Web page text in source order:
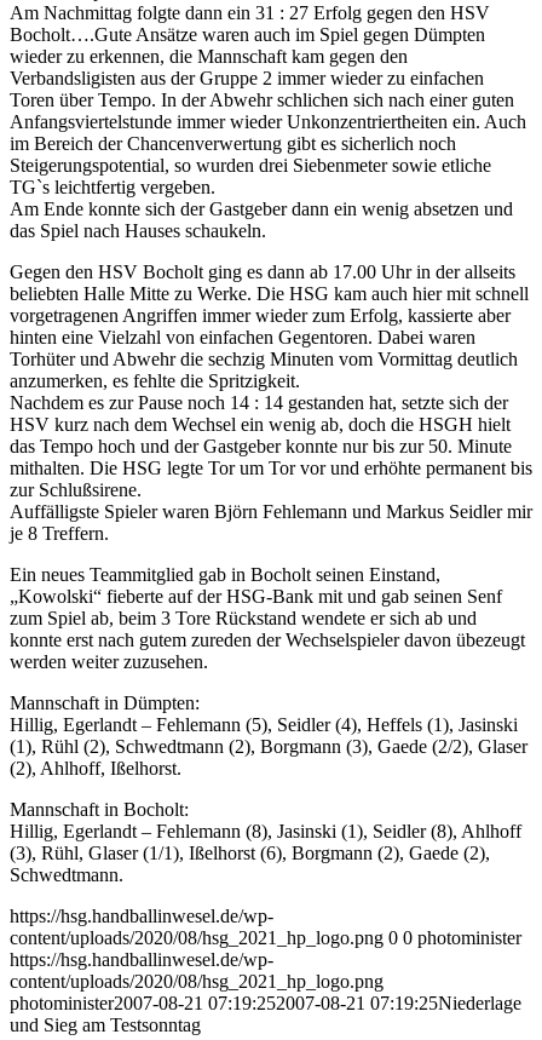
Am Nachmittag folgte dann ein 31 : 27 Erfolg gegen den HSV
Bocholt….Gute Ansätze waren auch im Spiel gegen Dümpten
wieder zu erkennen, die Mannschaft kam gegen den
Verbandsligisten aus der Gruppe 2 immer wieder zu einfachen
Toren über Tempo. In der Abwehr schlichen sich nach einer guten
Anfangsviertelstunde immer wieder Unkonzentriertheiten ein. Auch
im Bereich der Chancenverwertung gibt es sicherlich noch
Steigerungspotential, so wurden drei Siebenmeter sowie etliche
TG`s leichtfertig vergeben.
Am Ende konnte sich der Gastgeber dann ein wenig absetzen und
das Spiel nach Hauses schaukeln.
Gegen den HSV Bocholt ging es dann ab 17.00 Uhr in der allseits
beliebten Halle Mitte zu Werke. Die HSG kam auch hier mit schnell
vorgetragenen Angriffen immer wieder zum Erfolg, kassierte aber
hinten eine Vielzahl von einfachen Gegentoren. Dabei waren
Torhüter und Abwehr die sechzig Minuten vom Vormittag deutlich
anzumerken, es fehlte die Spritzigkeit.
Nachdem es zur Pause noch 14 : 14 gestanden hat, setzte sich der
HSV kurz nach dem Wechsel ein wenig ab, doch die HSGH hielt
das Tempo hoch und der Gastgeber konnte nur bis zur 50. Minute
mithalten. Die HSG legte Tor um Tor vor und erhöhte permanent bis
zur Schlußsirene.
Auffälligste Spieler waren Björn Fehlemann und Markus Seidler mir
je 8 Treffern.
Ein neues Teammitglied gab in Bocholt seinen Einstand,
„Kowolski“ fieberte auf der HSG-Bank mit und gab seinen Senf
zum Spiel ab, beim 3 Tore Rückstand wendete er sich ab und
konnte erst nach gutem zureden der Wechselspieler davon übezeugt
werden weiter zuzusehen.
Mannschaft in Dümpten:
Hillig, Egerlandt – Fehlemann (5), Seidler (4), Heffels (1), Jasinski
(1), Rühl (2), Schwedtmann (2), Borgmann (3), Gaede (2/2), Glaser
(2), Ahlhoff, Ißelhorst.
Mannschaft in Bocholt:
Hillig, Egerlandt – Fehlemann (8), Jasinski (1), Seidler (8), Ahlhoff
(3), Rühl, Glaser (1/1), Ißelhorst (6), Borgmann (2), Gaede (2),
Schwedtmann.
https://hsg.handballinwesel.de/wp-
content/uploads/2020/08/hsg_2021_hp_logo.png 0 0 photominister
https://hsg.handballinwesel.de/wp-
content/uploads/2020/08/hsg_2021_hp_logo.png
photominister2007-08-21 07:19:252007-08-21 07:19:25Niederlage
und Sieg am Testsonntag